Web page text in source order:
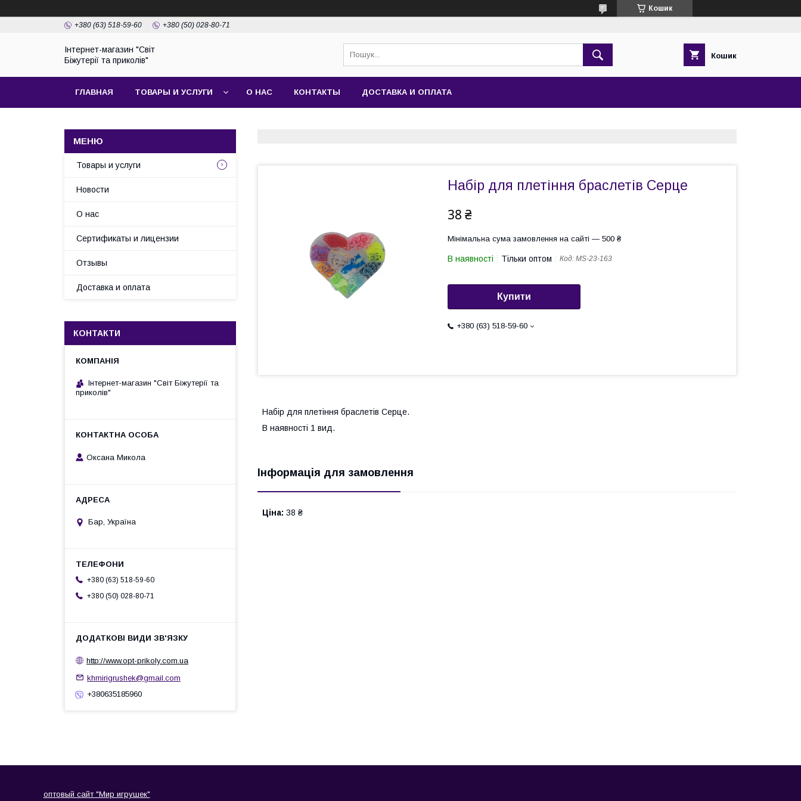
Кошик
+380 (63) 518-59-60 +380 (50) 028-80-71
Інтернет-магазин "Світ
Біжутерії та приколів"
Кошик
ГЛАВНАЯ ТОВАРЫ И УСЛУГИ О НАС КОНТАКТЫ ДОСТАВКА И ОПЛАТА
Набір для плетіння браслетів Серце
38 ₴
Мінімальна сума замовлення на сайті — 500 ₴
В наявності Тільки оптом Код: MS-23-163
Купити
+380 (63) 518-59-60
Набір для плетіння браслетів Серце.
В наявності 1 вид.
Інформація для замовлення
Ціна: 38 ₴
Товары и услуги
Новости
О нас
Сертификаты и лицензии
Отзывы
Доставка и оплата
КОНТАКТИ
Інтернет-магазин "Світ Біжутерії та
приколів"
Оксана Микола
Бар, Україна
+380 (63) 518-59-60
+380 (50) 028-80-71
http://www.opt-prikoly.com.ua
khmirigrushek@gmail.com
+380635185960
оптовый сайт "Мир игрушек"